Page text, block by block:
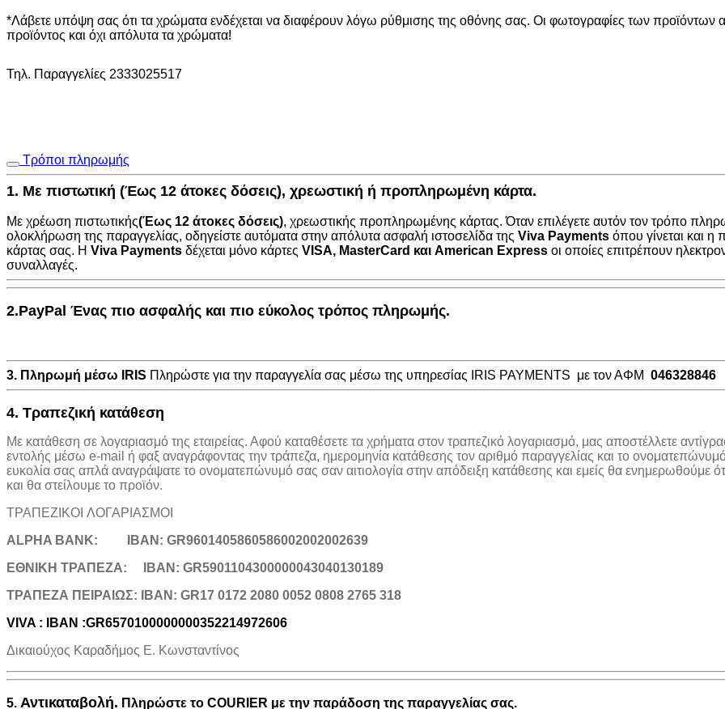
NewPlan
ποσότητα
*Λάβετε υπόψη σας ότι τα χρώματα ενδέχεται να διαφέρουν λόγω ρύθμισης της οθόνης σας. Οι φωτογραφίες των προϊόντων
προϊόντος και όχι απόλυτα τα χρώματα!
Τηλ. Παραγγελίες 2333025517
Τρόποι πληρωμής
1. Με πιστωτική (Έως 12 άτοκες δόσεις), χρεωστική ή προπληρωμένη κάρτα.
Με χρέωση πιστωτικής(Έως 12 άτοκες δόσεις), χρεωστικής προπληρωμένης κάρτας. Όταν επιλέγετε αυτόν τον τρόπο
ολοκλήρωση της παραγγελίας, οδηγείστε αυτόματα στην απόλυτα ασφαλή ιστοσελίδα της Viva Payments όπου γίνεται και
κάρτας σας. Η Viva Payments δέχεται μόνο κάρτες VISA, MasterCard και American Express οι οποίες επιτρέπουν
συναλλαγές.
2.PayPal Ένας πιο ασφαλής και πιο εύκολος τρόπος πληρωμής.
3. Πληρωμή μέσω IRIS Πληρώστε για την παραγγελία σας μέσω της υπηρεσίας IRIS PAYMENTS με τον ΑΦΜ 046328846
4. Τραπεζική κατάθεση
Με κατάθεση σε λογαριασμό της εταιρείας. Αφού καταθέσετε τα χρήματα στον τραπεζικό λογαριασμό, μας αποστέλλετε
εντολής μέσω e-mail ή φαξ αναγράφοντας την τράπεζα, ημερομηνία κατάθεσης τον αριθμό παραγγελίας και το
ευκολία σας απλά αναγράψατε το ονοματεπώνυμό σας σαν αιτιολογία στην απόδειξη κατάθεσης και εμείς θα ενημερωθούμε
και θα στείλουμε το προϊόν.
ΤΡΑΠΕΖΙΚOI ΛΟΓΑΡΙΑΣΜΟΙ
ALPHA BANK:
IBAN: GR9601405860586002002002639
ΕΘΝΙΚΗ ΤΡΑΠΕΖΑ:
IBAN: GR5901104300000043040130189
TΡΑΠΕΖΑ ΠΕΙΡΑΙΩΣ: IBAN: GR17 0172 2080 0052 0808 2765 318
VIVA : IBAN :GR6570100000000352214972606
Δικαιούχος Καραδήμος Ε. Κωνσταντίνος
5. Αντικαταβολή. Πληρώστε το COURIER με την παράδοση της παραγγελίας σας.